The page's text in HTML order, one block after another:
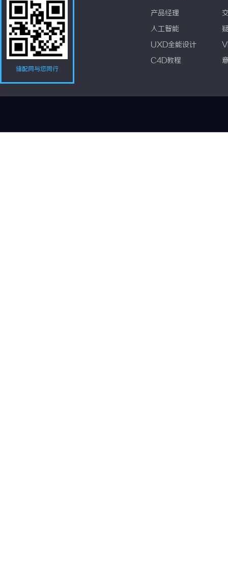
储配网与您同行
产品经理
人工智能
UXD全能设计
C4D教程